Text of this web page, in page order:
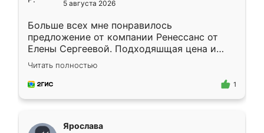
5 августа 2026
Больше всех мне понравилось
предложение от компании Ренессанс от
Елены Сергеевой. Подходяшщая цена и
короткие сроки изготовления. Приехавший
для замера сотрудник Владислав
предложил по моему эскизу самый
Читать полностью
1
Ярослава